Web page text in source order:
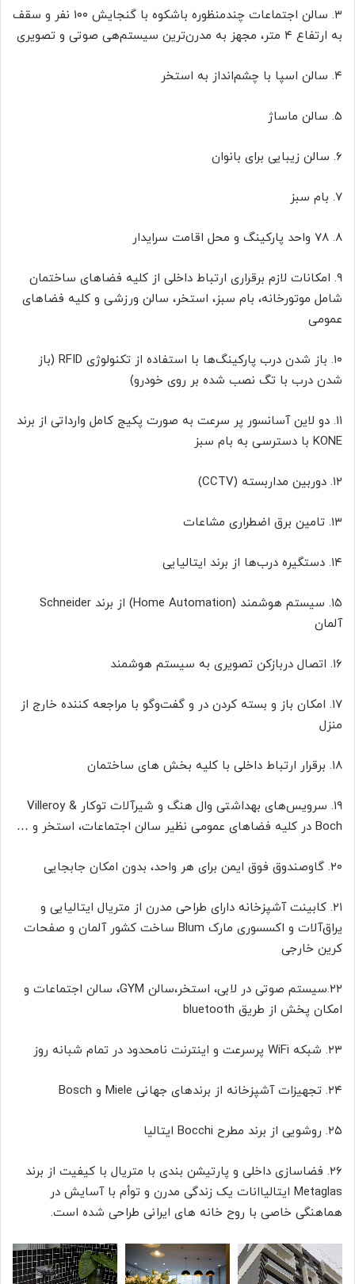
۳. سالن اجتماعات چندمنظوره باشکوه با گنجایش ۱۰۰ نفر و سقف
به ارتفاع ۴ متر، مجهز به مدرن‌ترین سیستم‌هی صوتی و تصویری
۴. سالن اسپا با چشم‌انداز به استخر
۵. سالن ماساژ
۶. سالن زیبایی برای بانوان
۷. بام سبز
۸. ۷۸ واحد پارکینگ و محل اقامت سرایدار
۹. امکانات لازم برقراری ارتباط داخلی از کلیه فضاهای ساختمان
شامل موتورخانه، بام سبز، استخر، سالن ورزشی و کلیه فضاهای
عمومی
۱۰. باز شدن درب پارکینگ‌ها با استفاده از تکنولوژی RFID (باز
شدن درب با تگ نصب شده بر روی خودرو)
۱۱. دو لاین آسانسور پر سرعت به صورت پکیج کامل وارداتی از برند
KONE با دسترسی به بام سبز
۱۲. دوربین مداربسته (CCTV)
۱۳. تامین برق اضطراری مشاعات
۱۴. دستگیره‌ درب‌ها از برند ایتالیایی
۱۵. سیستم هوشمند (Home Automation) از برند Schneider
آلمان
۱۶. اتصال دربازکن تصویری به سیستم هوشمند
۱۷. امکان باز و بسته کردن در و گفت‌وگو با مراجعه کننده خارج از
منزل
۱۸. برقرار ارتباط داخلی با کلیه بخش های ساختمان
۱۹. سرویس‌های بهداشتی وال هنگ و شیرآلات توکار Villeroy &
Boch در کلیه فضاهای عمومی نظیر سالن اجتماعات، استخر و …
۲۰. گاوصندوق فوق ایمن برای هر واحد، بدون امکان جابجایی
۲۱. کابینت آشپزخانه دارای طراحی مدرن از متریال ایتالیایی و
یراق‌آلات و اکسسوری مارک Blum ساخت کشور آلمان و صفحات
کرین خارجی
۲۲.سیستم صوتی در لابی، استخر،سالن GYM، سالن اجتماعات و
امکان پخش از طریق bluetooth
۲۳. شبکه WiFi پرسرعت و اینترنت نامحدود در تمام شبانه روز
۲۴. تجهیزات آشپزخانه از برندهای جهانی Miele و Bosch
۲۵. روشویی از برند مطرح Bocchi ایتالیا
۲۶. فضاسازی داخلی و پارتیشن بندی با متریال با کیفیت از برند
Metaglas ایتالیاانات یک زندگی مدرن و توأم با آسایش در
هماهنگی خاصی با روح خانه های ایرانی طراحی شده است.